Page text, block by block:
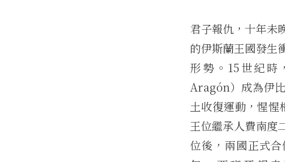
君子報仇，十年未
的伊斯蘭王國發生
形勢。15世紀時
Aragón）成為伊
土收復運動，惺惺
王位繼承人費南度
位後，兩國正式